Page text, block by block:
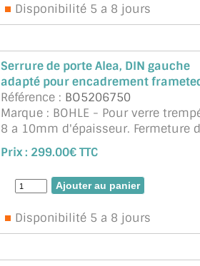
Disponibilité 5 a 8 jours
Serrure de porte Alea, DIN gauche
adapté pour encadrement
Référence : BO5206750
Marque : BOHLE - Pour verre
8 a 10mm d'épaisseur. Fermeture
verrou 20 mm (2 tours). Durabilité
testée. Serrure avec pêne dormant
antibruit. Serrure pour épaisseur ...
suite
Prix : 299.00€ TTC
Disponibilité 5 a 8 jours